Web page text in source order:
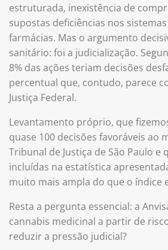
estruturada, inexistência de
supostas deficiências nos
farmácias. Mas o argumento
sanitário: foi a judicialização.
8% das ações teriam decisões
percentual que, contudo, parece
Justiça Federal.
Levantamento próprio, que
quase 100 decisões favoráveis ao
Tribunal de Justiça de São Paulo e
incluídas na estatística
muito mais ampla do que o índice
Resta a pergunta essencial: a
cannabis medicinal a partir de
reduzir a pressão judicial?